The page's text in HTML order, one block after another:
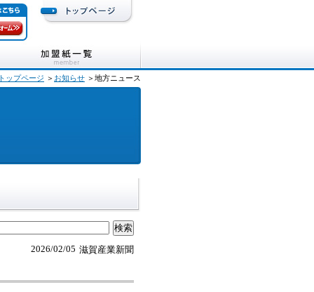
トップページ ＞ お知らせ ＞地方ニュース
滋賀産業新聞
2026/02/05